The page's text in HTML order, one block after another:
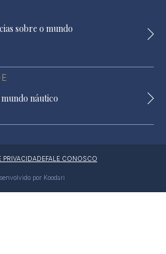
sobre o mundo
náutico
PRIVACIDADEFALE CONOSCO
por Koodari